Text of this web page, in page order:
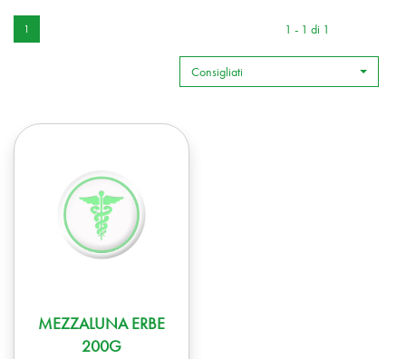
1 1 - 1 di 1
Consigliati
MEZZALUNA ERBE
200G